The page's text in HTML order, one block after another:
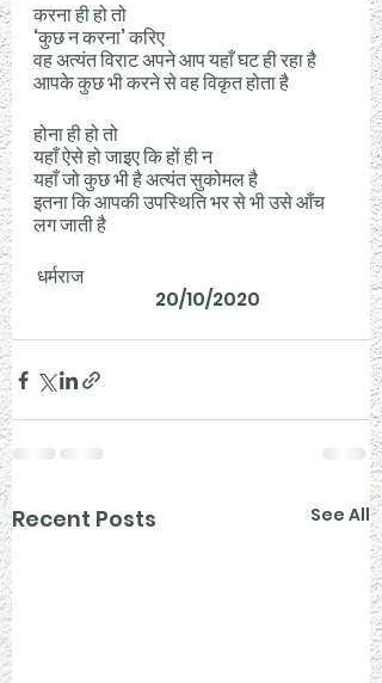
करना ही हो तो
‘कुछ न करना’ करिए
वह अत्यंत विराट अपने आप यहाँ घट ही रहा है
आपके कुछ भी करने से वह विकृत होता है
होना ही हो तो
यहाँ ऐसे हो जाइए कि हों ही न
यहाँ जो कुछ भी है अत्यंत सुकोमल है
इतना कि आपकी उपस्थिति भर से भी उसे आँच
लग जाती है
धर्मराज
                                  20/10/2020
Recent Posts See All